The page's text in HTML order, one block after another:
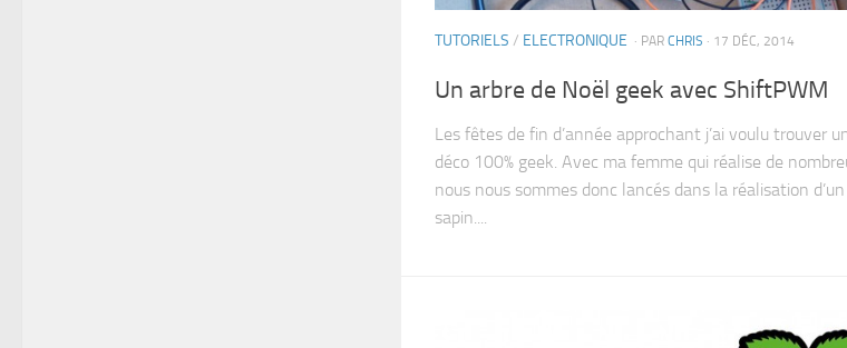
TUTORIELS / ELECTRONIQUE · PAR CHRIS · 17 DÉC, 2014
Un arbre de Noël geek avec ShiftPWM
Les fêtes de fin d’année approchant j’ai voulu trouver
déco 100% geek. Avec ma femme qui réalise de
nous nous sommes donc lancés dans la réalisation
sapin....